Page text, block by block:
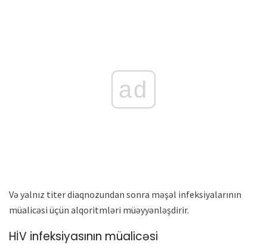
ad
Və yalnız titer diaqnozundan sonra məşəl infeksiyalarının
müalicəsi üçün alqoritmləri müəyyənləşdirir.
HİV infeksiyasının müalicəsi